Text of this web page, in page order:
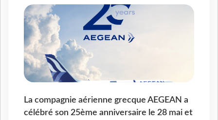
La compagnie aérienne grecque AEGEAN a
célébré son 25ème anniversaire le 28 mai et